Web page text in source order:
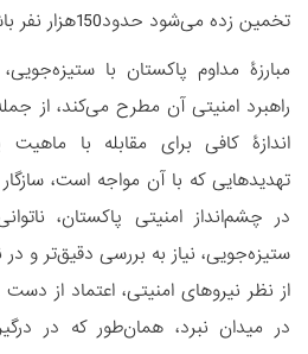
تخمین زده می‌شود حدود150هزار نفر باشند.
مبارزۀ مداوم پاکستان با
راهبرد امنیتی آن مطرح می‌کند، از
اندازۀ کافی برای مقابله با
تهدیدهایی که با آن مواجه است،
در چشم‌انداز امنیتی پاکستان،
ستیزه‌جویی، نیاز به بررسی دقیق‌تر و
از نظر نیروهای امنیتی، اعتماد از
در میدان نبرد، همان‌طور که در